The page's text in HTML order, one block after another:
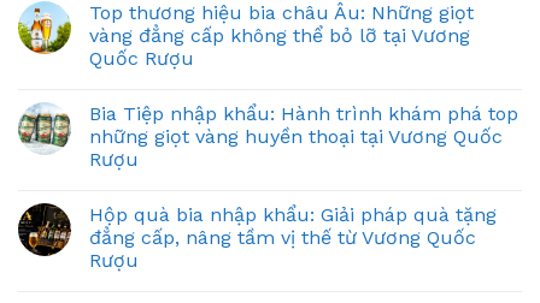
Top thương hiệu bia châu Âu: Những giọt
vàng đẳng cấp không thể bỏ lỡ tại Vương
Quốc Rượu
Bia Tiệp nhập khẩu: Hành trình khám phá top
những giọt vàng huyền thoại tại Vương Quốc
Rượu
Hộp quà bia nhập khẩu: Giải pháp quà tặng
đẳng cấp, nâng tầm vị thế từ Vương Quốc
Rượu